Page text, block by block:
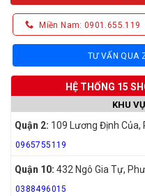
Miền Nam: 0901.655.119
TƯ VẤN QUA
HỆ THỐNG 15
KHU
Quận 2: 109 Lương Định Của,
0965755119
Quận 10: 432 Ngô Gia Tự,
0388496015